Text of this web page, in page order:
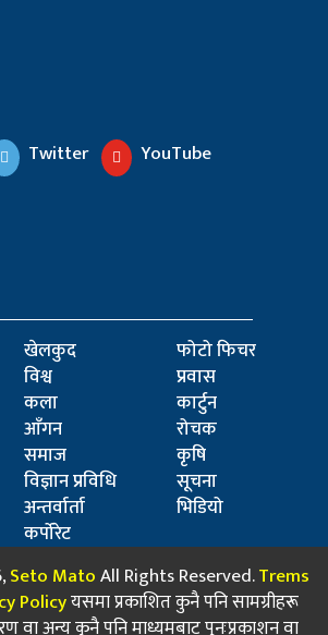
Twitter YouTube
खेलकुद
विश्व
कला
आँगन
समाज
विज्ञान प्रविधि
अन्तर्वार्ता
कर्पोरेट
फोटो फिचर
प्रवास
कार्टुन
रोचक
कृषि
सूचना
भिडियो
Seto MatoAll Rights Reserved.Trems
Policyयसमा प्रकाशित कुनै पनि सामग्रीहरू
वा अन्य कुनै पनि माध्यमबाट पुनःप्रकाशन वा